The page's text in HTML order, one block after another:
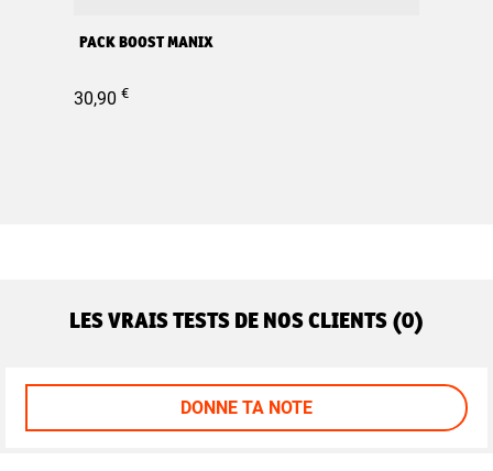
PACK BOOST MANIX
30,90€
LES VRAIS TESTS DE NOS CLIENTS (0)
DONNE TA NOTE